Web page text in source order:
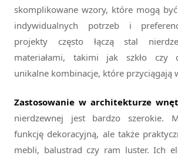
skomplikowane wzory, które mogą
indywidualnych potrzeb i
projekty często łączą stal
materiałami, takimi jak szkło czy
unikalne kombinacje, które przyciągają
Zastosowanie w architekturze
nierdzewnej jest bardzo szerokie.
funkcję dekoracyjną, ale także
mebli, balustrad czy ram luster. Ich